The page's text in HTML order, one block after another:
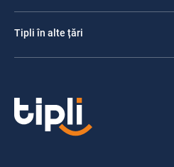
Tipli în alte țări